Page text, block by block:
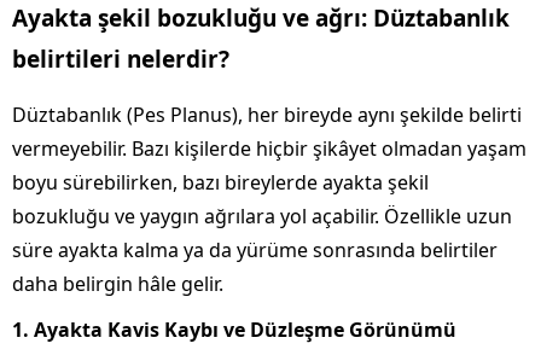
Ayakta şekil bozukluğu ve ağrı: Düztabanlık
belirtileri nelerdir?
Düztabanlık (Pes Planus), her bireyde aynı şekilde belirti
vermeyebilir. Bazı kişilerde hiçbir şikâyet olmadan yaşam
boyu sürebilirken, bazı bireylerde ayakta şekil
bozukluğu ve yaygın ağrılara yol açabilir. Özellikle uzun
süre ayakta kalma ya da yürüme sonrasında belirtiler
daha belirgin hâle gelir.
1. Ayakta Kavis Kaybı ve Düzleşme Görünümü